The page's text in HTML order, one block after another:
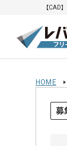
【CAD
HOME
募